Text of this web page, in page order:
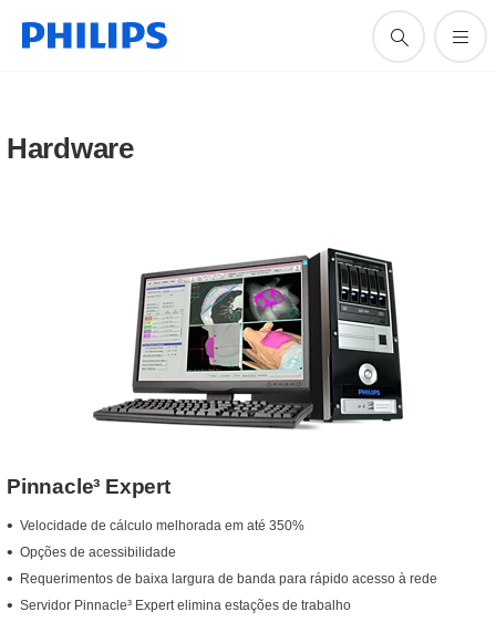
Hardware
Pinnacle³ Expert
Velocidade de cálculo melhorada em até 350%
Opções de acessibilidade
Requerimentos de baixa largura de banda para rápido acesso à rede
Servidor Pinnacle³ Expert elimina estações de trabalho